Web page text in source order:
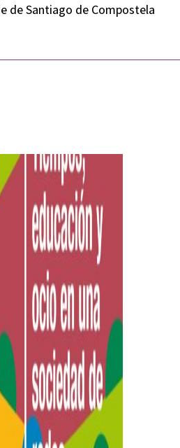
de Santiago de Compostela